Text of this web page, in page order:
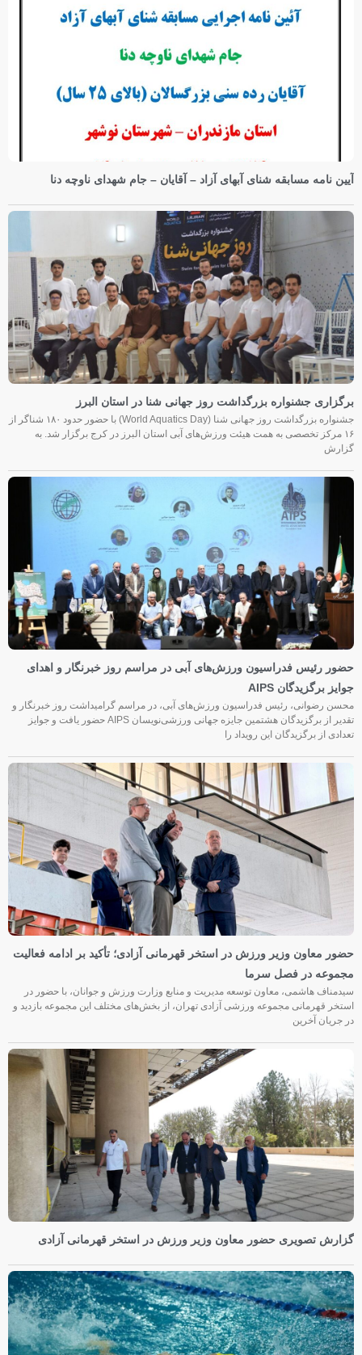
آیین نامه مسابقه شنای آبهای آزاد – آقایان – جام شهدای ناوچه دنا
برگزاری جشنواره بزرگداشت روز جهانی شنا در استان البرز
جشنواره بزرگداشت روز جهانی شنا (World Aquatics Day) با حضور حدود ۱۸۰ شناگر از
۱۶ مرکز تخصصی به همت هیئت ورزش‌های آبی استان البرز در کرج برگزار شد. به
گزارش
حضور رئیس فدراسیون ورزش‌های آبی در مراسم روز خبرنگار و اهدای
جوایز برگزیدگان AIPS
محسن رضوانی، رئیس فدراسیون ورزش‌های آبی، در مراسم گرامیداشت روز خبرنگار و
تقدیر از برگزیدگان هشتمین جایزه جهانی ورزشی‌نویسان AIPS حضور یافت و جوایز
تعدادی از برگزیدگان این رویداد را
حضور معاون وزیر ورزش در استخر قهرمانی آزادی؛ تأکید بر ادامه فعالیت
مجموعه در فصل سرما
سیدمناف هاشمی، معاون توسعه مدیریت و منابع وزارت ورزش و جوانان، با حضور در
استخر قهرمانی مجموعه ورزشی آزادی تهران، از بخش‌های مختلف این مجموعه بازدید و
در جریان آخرین
گزارش تصویری حضور معاون وزیر ورزش در استخر قهرمانی آزادی